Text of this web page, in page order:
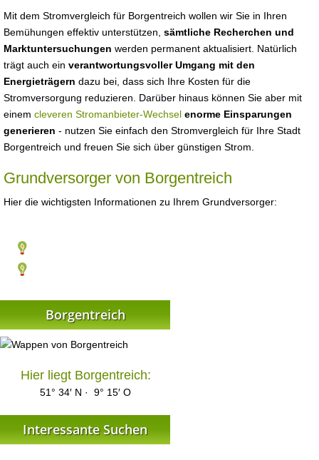
Mit dem Stromvergleich für Borgentreich wollen wir Sie in Ihren
Bemühungen effektiv unterstützen, sämtliche Recherchen und
Marktuntersuchungen werden permanent aktualisiert. Natürlich
trägt auch ein verantwortungsvoller Umgang mit den
Energieträgern dazu bei, dass sich Ihre Kosten für die
Stromversorgung reduzieren. Darüber hinaus können Sie aber mit
einem cleveren Stromanbieter-Wechsel enorme Einsparungen
generieren - nutzen Sie einfach den Stromvergleich für Ihre Stadt
Borgentreich und freuen Sie sich über günstigen Strom.
Grundversorger von Borgentreich
Hier die wichtigsten Informationen zu Ihrem Grundversorger:
Borgentreich
Hier liegt Borgentreich:
51° 34′ N · 9° 15′ O
Interessante Suchen